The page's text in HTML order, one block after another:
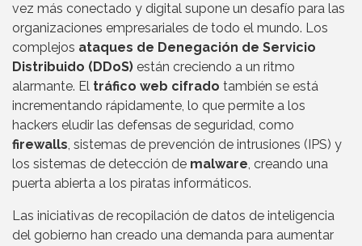
vez más conectado y digital supone un desafío para las
organizaciones empresariales de todo el mundo. Los
complejos ataques de Denegación de Servicio
Distribuido (DDoS) están creciendo a un ritmo
alarmante. El tráfico web cifrado también se está
incrementando rápidamente, lo que permite a los
hackers eludir las defensas de seguridad, como
firewalls, sistemas de prevención de intrusiones (IPS) y
los sistemas de detección de malware, creando una
puerta abierta a los piratas informáticos.
Las iniciativas de recopilación de datos de inteligencia
del gobierno han creado una demanda para aumentar